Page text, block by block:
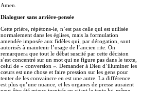
Amen.
Dialoguer sans arrière-pensée
Cette prière, répétons-le, n’est pas celle qui est utilisée
normalement dans les églises, mais la formulation
amendée imposée aux fidèles qui, par dérogation, sont
autorisés à maintenir l’usage de l’ancien rite. On
remarquera que tout le débat suscité par cette décision
s’est concentré sur un mot qui ne figure pas dans le texte,
celui de « conversion ». Demander à Dieu d’illuminer les
cœurs est une chose et faire pression sur les gens pour
tenter de les convaincre en est une autre. La différence
est plus qu’une nuance, et les organes de presse auraient